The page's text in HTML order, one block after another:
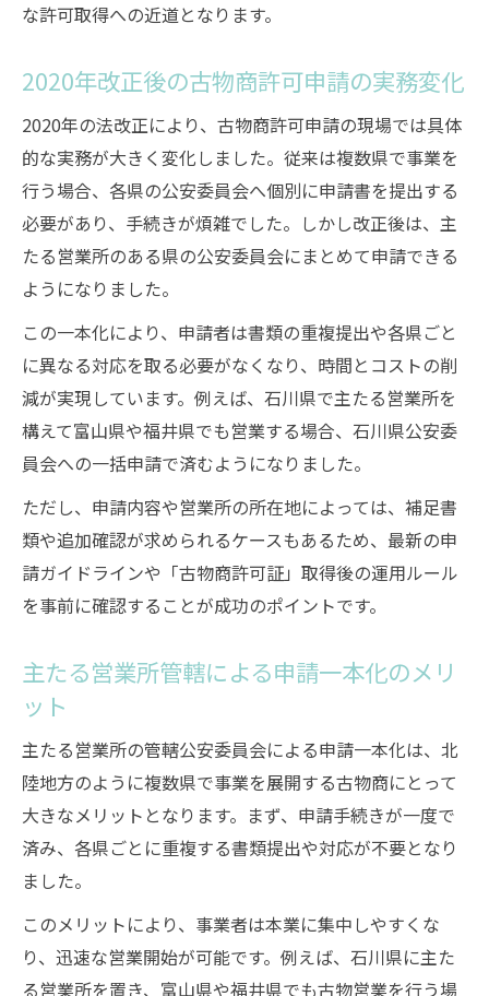
な許可取得への近道となります。
2020年改正後の古物商許可申請の実務変化
2020年の法改正により、古物商許可申請の現場では具体
的な実務が大きく変化しました。従来は複数県で事業を
行う場合、各県の公安委員会へ個別に申請書を提出する
必要があり、手続きが煩雑でした。しかし改正後は、主
たる営業所のある県の公安委員会にまとめて申請できる
ようになりました。
この一本化により、申請者は書類の重複提出や各県ごと
に異なる対応を取る必要がなくなり、時間とコストの削
減が実現しています。例えば、石川県で主たる営業所を
構えて富山県や福井県でも営業する場合、石川県公安委
員会への一括申請で済むようになりました。
ただし、申請内容や営業所の所在地によっては、補足書
類や追加確認が求められるケースもあるため、最新の申
請ガイドラインや「古物商許可証」取得後の運用ルール
を事前に確認することが成功のポイントです。
主たる営業所管轄による申請一本化のメリ
ット
主たる営業所の管轄公安委員会による申請一本化は、北
陸地方のように複数県で事業を展開する古物商にとって
大きなメリットとなります。まず、申請手続きが一度で
済み、各県ごとに重複する書類提出や対応が不要となり
ました。
このメリットにより、事業者は本業に集中しやすくな
り、迅速な営業開始が可能です。例えば、石川県に主た
る営業所を置き、富山県や福井県でも古物営業を行う場